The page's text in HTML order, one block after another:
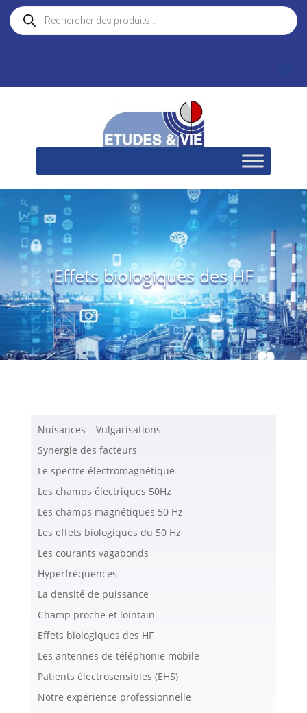
Recherche
de
produits
Effets biologiques des HF
Nuisances – Vulgarisations
Synergie des facteurs
Le spectre électromagnétique
Les champs électriques 50Hz
Les champs magnétiques 50 Hz
Les effets biologiques du 50 Hz
Les courants vagabonds
Hyperfréquences
La densité de puissance
Champ proche et lointain
Effets biologiques des HF
Les antennes de téléphonie mobile
Patients électrosensibles (EHS)
Notre expérience professionnelle